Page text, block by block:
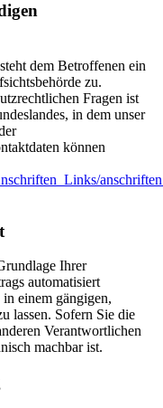
dem Betroffenen ein
zu.
Fragen ist
in dem unser
können
Ihrer
automatisiert
einem gängigen,
lassen. Sofern Sie die
Verantwortlichen
machbar ist.